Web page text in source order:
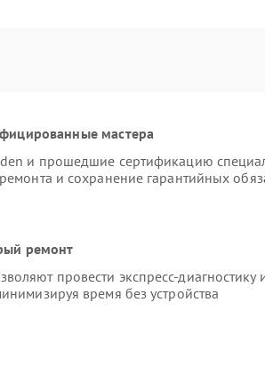
мастера
и прошедшие сертификацию
и сохранение гарантийных
ремонт
провести экспресс-диагностику
время без устройства